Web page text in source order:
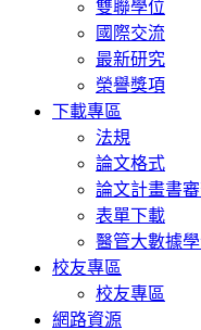
雙聯學位
國際交流
最新研究
榮譽獎項
下載專區
法規
論文格式
論文計畫書審
表單下載
醫管大數據
校友專區
校友專區
網路資源